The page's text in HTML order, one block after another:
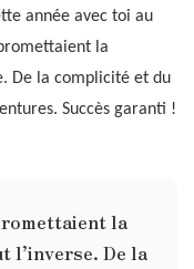
année avec toi au
la
De la complicité et du
Succès garanti !
la
l’inverse. De la